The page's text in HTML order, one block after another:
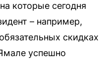
которые сегодня
– например,
скидках
успешно